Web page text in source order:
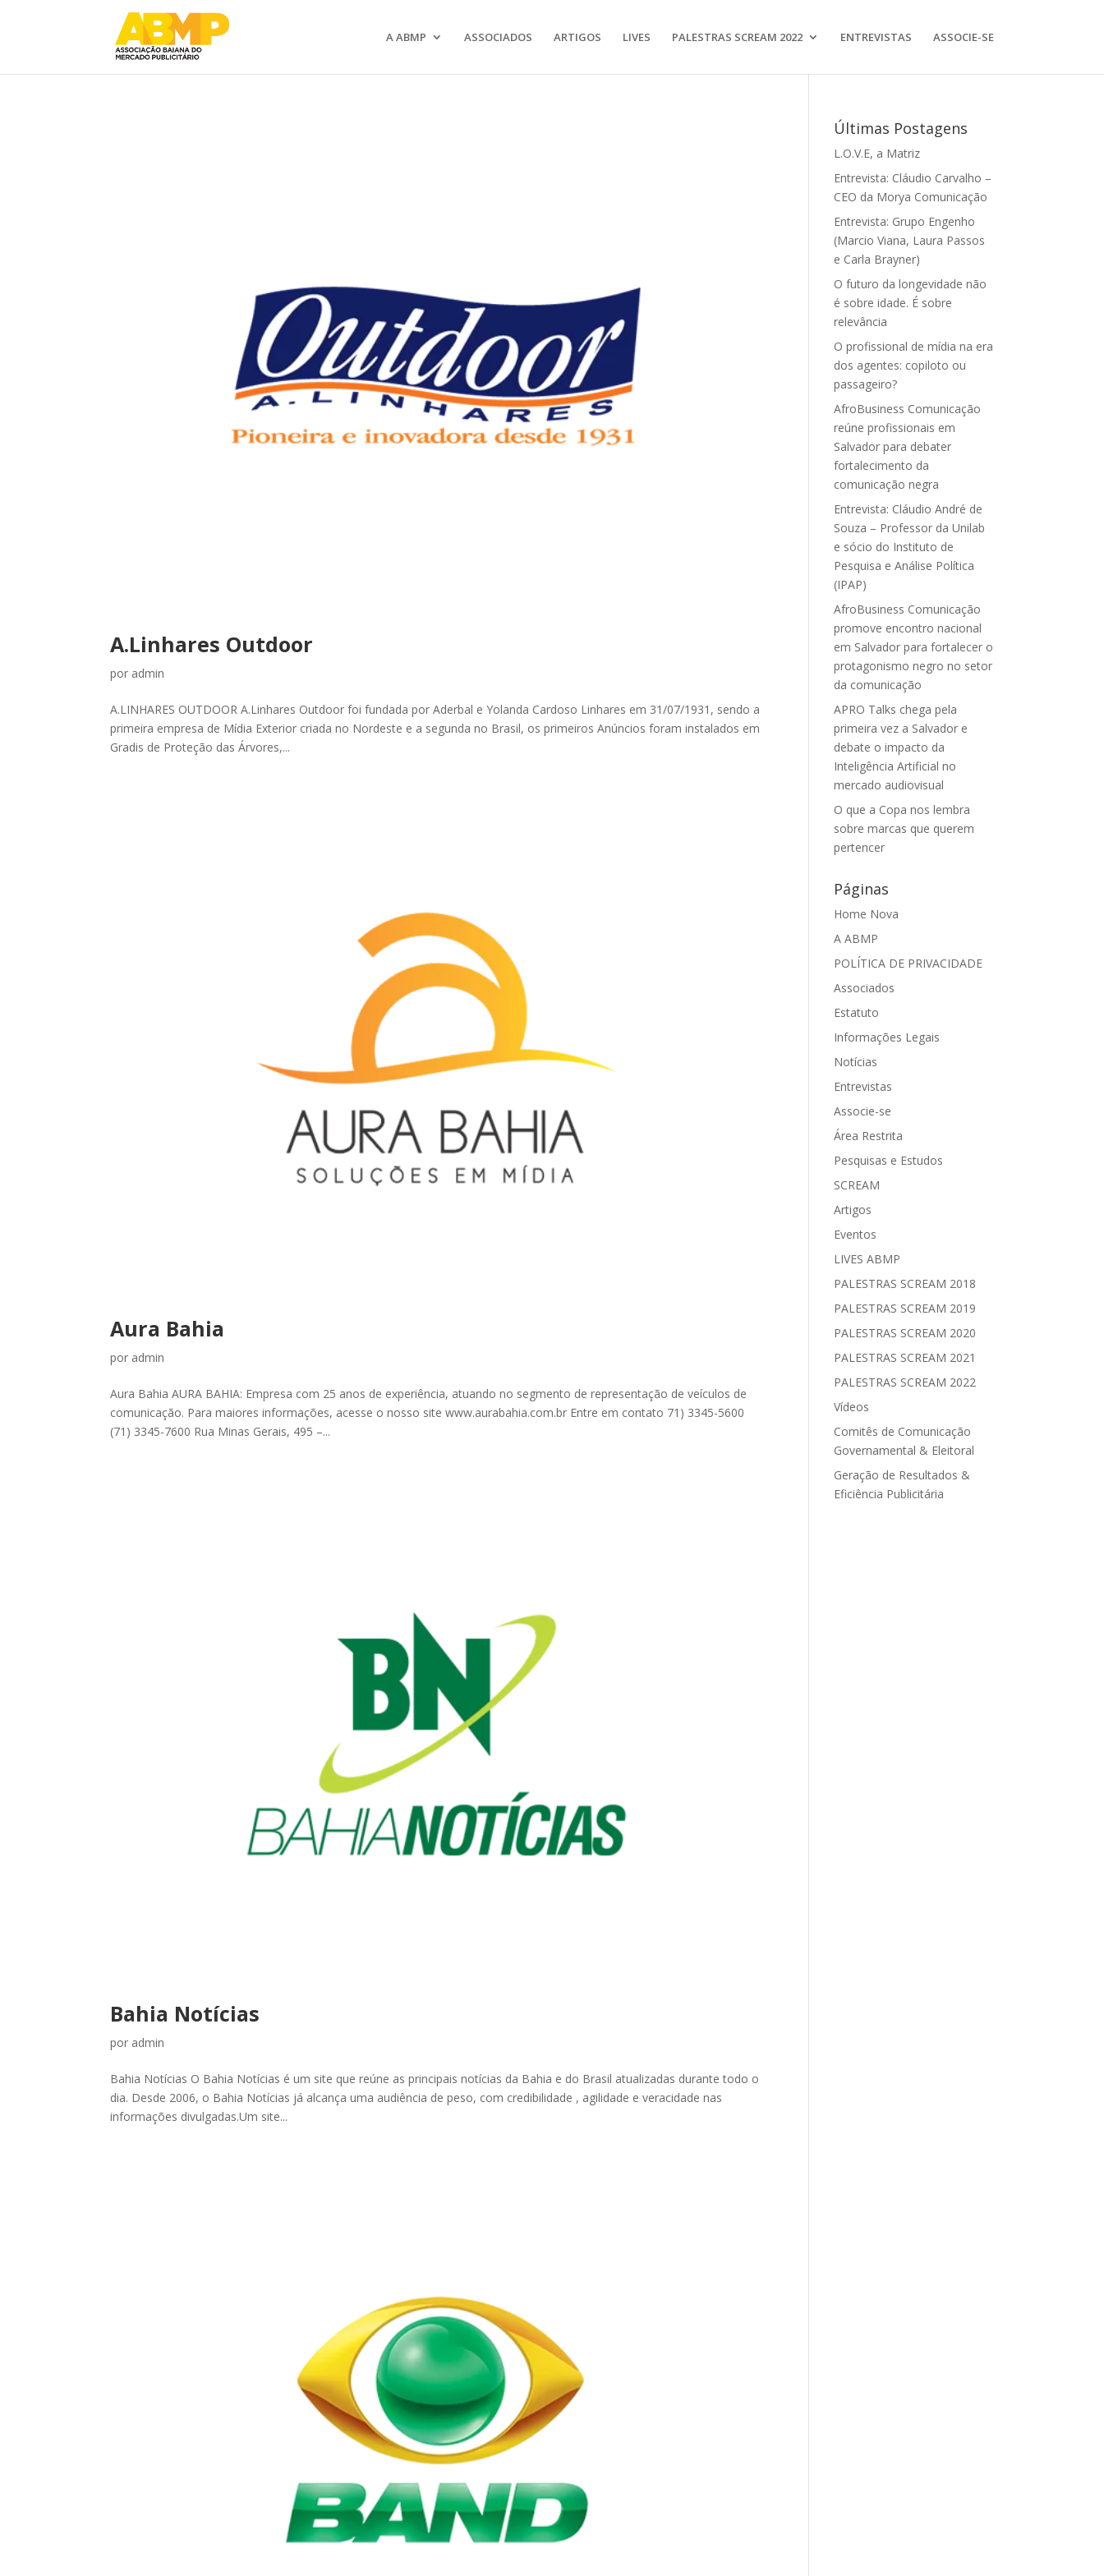
A ABMP ASSOCIADOS ARTIGOS LIVES PALESTRAS SCREAM 2022 ENTREVISTAS ASSOCIE-SE
A.Linhares Outdoor
por admin
A.LINHARES OUTDOOR A.Linhares Outdoor foi fundada por Aderbal e Yolanda Cardoso Linhares em 31/07/1931, sendo a
primeira empresa de Mídia Exterior criada no Nordeste e a segunda no Brasil, os primeiros Anúncios foram instalados em
Gradis de Proteção das Árvores,...
Aura Bahia
por admin
Aura Bahia AURA BAHIA: Empresa com 25 anos de experiência, atuando no segmento de representação de veículos de
comunicação. Para maiores informações, acesse o nosso site www.aurabahia.com.br Entre em contato 71) 3345-5600
(71) 3345-7600 Rua Minas Gerais, 495 –...
Bahia Notícias
por admin
Bahia Notícias O Bahia Notícias é um site que reúne as principais notícias da Bahia e do Brasil atualizadas durante todo o
dia. Desde 2006, o Bahia Notícias já alcança uma audiência de peso, com credibilidade , agilidade e veracidade nas
informações divulgadas.Um site...
Últimas Postagens
L.O.V.E, a Matriz
Entrevista: Cláudio Carvalho –
CEO da Morya Comunicação
Entrevista: Grupo Engenho
(Marcio Viana, Laura Passos
e Carla Brayner)
O futuro da longevidade não
é sobre idade. É sobre
relevância
O profissional de mídia na era
dos agentes: copiloto ou
passageiro?
AfroBusiness Comunicação
reúne profissionais em
Salvador para debater
fortalecimento da
comunicação negra
Entrevista: Cláudio André de
Souza – Professor da Unilab
e sócio do Instituto de
Pesquisa e Análise Política
(IPAP)
AfroBusiness Comunicação
promove encontro nacional
em Salvador para fortalecer o
protagonismo negro no setor
da comunicação
APRO Talks chega pela
primeira vez a Salvador e
debate o impacto da
Inteligência Artificial no
mercado audiovisual
O que a Copa nos lembra
sobre marcas que querem
pertencer
Páginas
Home Nova
A ABMP
POLÍTICA DE PRIVACIDADE
Associados
Estatuto
Informações Legais
Notícias
Entrevistas
Associe-se
Área Restrita
Pesquisas e Estudos
SCREAM
Artigos
Eventos
LIVES ABMP
PALESTRAS SCREAM 2018
PALESTRAS SCREAM 2019
PALESTRAS SCREAM 2020
PALESTRAS SCREAM 2021
PALESTRAS SCREAM 2022
Vídeos
Comitês de Comunicação
Governamental & Eleitoral
Geração de Resultados &
Eficiência Publicitária